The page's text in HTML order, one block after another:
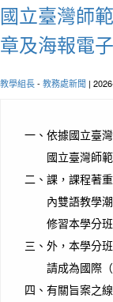
國立臺灣師
章及海報電
教學組長- 教務處新聞 |
一、 依據國立臺
二、
國立臺灣師
課，課程著
內雙語教學
三、
修習本學分
外，本學分
請成為國際
四、 有關旨案之